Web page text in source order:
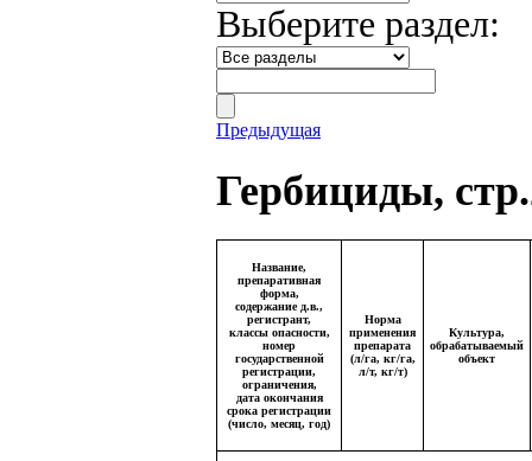
Выберите раздел:
Предыдущая
Гербициды,
Название,
препаративная
форма,
содержание д.в.,
регистрант,
классы опасности,
номер
государственной
регистрации,
ограничения,
дата окончания
срока регистрации
(число, месяц, год)
Норма
применения
препарата
(л/га, кг/га,
л/т, кг/т)
Культура,
обрабатываемый
объект